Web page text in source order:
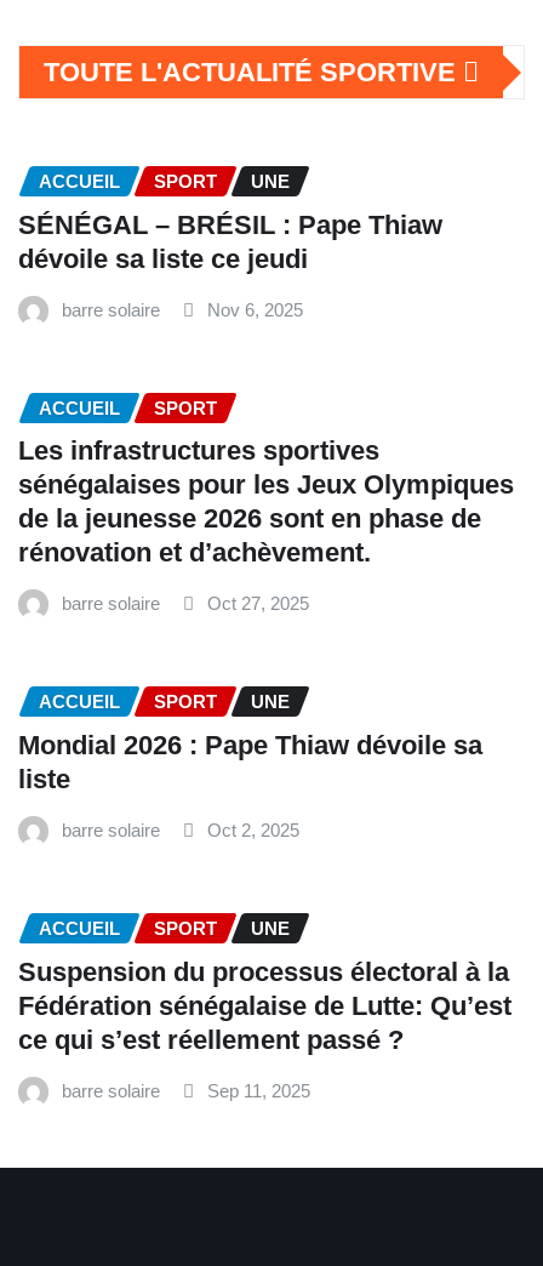
TOUTE L'ACTUALITÉ SPORTIVE
ACCUEIL SPORT UNE
SÉNÉGAL – BRÉSIL : Pape Thiaw
dévoile sa liste ce jeudi
barre solaire Nov 6, 2025
ACCUEIL SPORT
Les infrastructures sportives
sénégalaises pour les Jeux Olympiques
de la jeunesse 2026 sont en phase de
rénovation et d’achèvement.
barre solaire Oct 27, 2025
ACCUEIL SPORT UNE
Mondial 2026 : Pape Thiaw dévoile sa
liste
barre solaire Oct 2, 2025
ACCUEIL SPORT UNE
‎Suspension du processus électoral à la
Fédération sénégalaise de Lutte: Qu’est
ce qui s’est réellement passé ? ‎‎
barre solaire Sep 11, 2025